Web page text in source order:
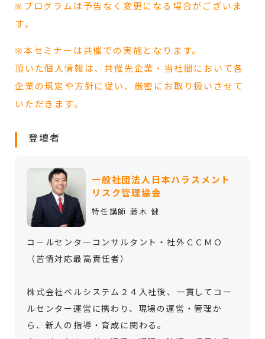
※プログラムは予告なく変更になる場合がございま
す。
※本セミナーは共催での実施となります。
頂いた個人情報は、共催先企業・当社間において各
企業の規定や方針に従い、厳密にお取り扱いさせて
いただきます。
登壇者
一般社団法人日本ハラスメント
リスク管理協会
特任講師 藤木 健
コールセンターコンサルタント・社外ＣＣＭＯ
（苦情対応最高責任者）
株式会社ベルシステム２４入社後、一貫してコー
ルセンター運営に携わり、現場の運営・管理か
ら、新人の指導・育成に関わる。